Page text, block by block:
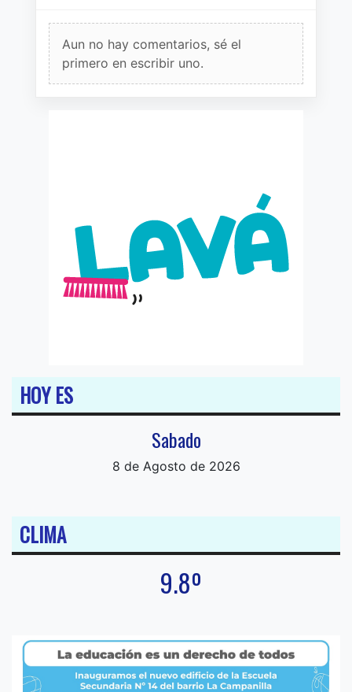
Aun no hay comentarios, sé el
primero en escribir uno.
HOY ES
Sabado
8 de Agosto de 2026
CLIMA
9.8º